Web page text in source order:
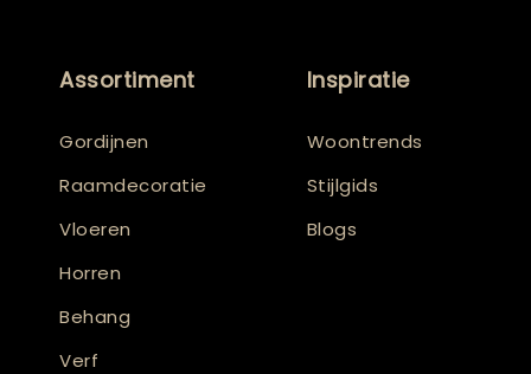
Assortiment
Gordijnen
Raamdecoratie
Vloeren
Horren
Behang
Verf
Inspiratie
Woontrends
Stijlgids
Blogs